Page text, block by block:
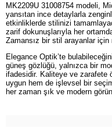
MK2209U 31008754 modeli,
yansıtan ince detaylarla
etkinliklerde stilinizi
zarif dokunuşlarıyla her
Zamansız bir stil arayanlar
Elegance Optik’te
güneş gözlüğü, yalnızca bir
ifadesidir. Kaliteye ve zarafete
uygun hem de işlevsel bir
her zaman şık ve modern